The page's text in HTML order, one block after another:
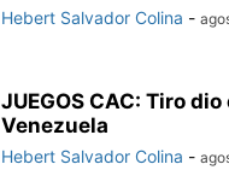
Hebert Salvador Colina -
JUEGOS CAC: Tiro
Venezuela
Hebert Salvador Colina -